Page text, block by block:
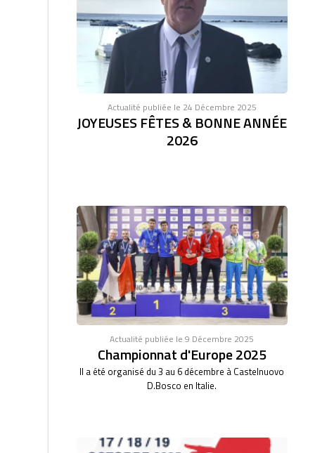
Actualité publiée le 24 Décembre 2025
JOYEUSES FÊTES & BONNE ANNÉE
2026
Actualité publiée le 9 Décembre 2025
Championnat d'Europe 2025
Il a été organisé du 3 au 6 décembre à Castelnuovo
D.Bosco en Italie.